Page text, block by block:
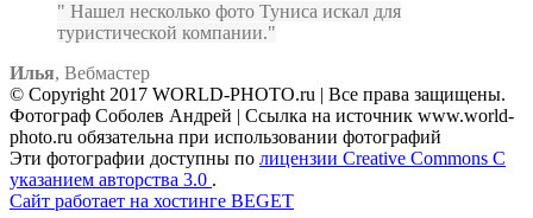
Нашел несколько фото Туниса искал для
туристической компании.
Илья, Вебмастер
© Copyright 2017 WORLD-PHOTO.ru | Все права защищены.
Фотограф Соболев Андрей | Ссылка на источник www.world-
photo.ru обязательна при использовании фотографий
Эти фотографии доступны по лицензии Creative Commons С
указанием авторства 3.0 .
Сайт работает на хостинге BEGET